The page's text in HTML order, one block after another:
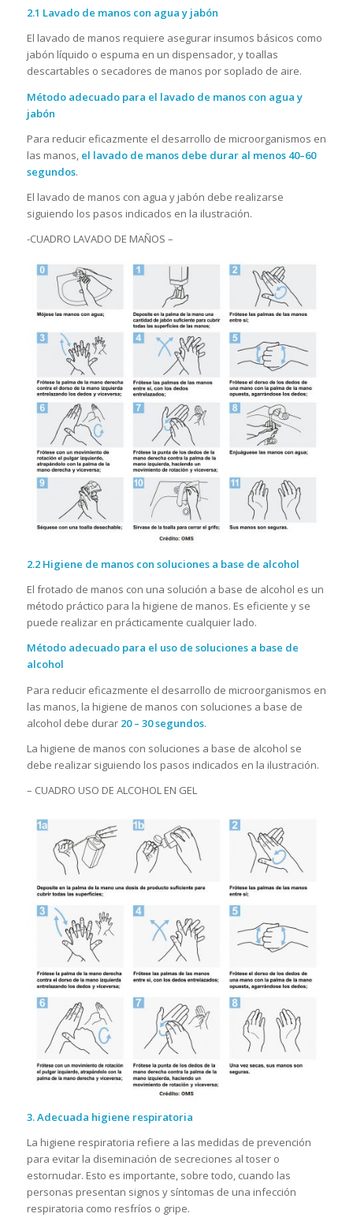
2.1 Lavado de manos con agua y jabón
El lavado de manos requiere asegurar insumos básicos como
jabón líquido o espuma en un dispensador, y toallas
descartables o secadores de manos por soplado de aire.
Método adecuado para el lavado de manos con agua y
jabón
Para reducir eficazmente el desarrollo de microorganismos en
las manos, el lavado de manos debe durar al menos 40–60
segundos.
El lavado de manos con agua y jabón debe realizarse
siguiendo los pasos indicados en la ilustración.
-CUADRO LAVADO DE MAÑOS –
2.2 Higiene de manos con soluciones a base de alcohol
El frotado de manos con una solución a base de alcohol es un
método práctico para la higiene de manos. Es eficiente y se
puede realizar en prácticamente cualquier lado.
Método adecuado para el uso de soluciones a base de
alcohol
Para reducir eficazmente el desarrollo de microorganismos en
las manos, la higiene de manos con soluciones a base de
alcohol debe durar 20 – 30 segundos.
La higiene de manos con soluciones a base de alcohol se
debe realizar siguiendo los pasos indicados en la ilustración.
– CUADRO USO DE ALCOHOL EN GEL
3. Adecuada higiene respiratoria
La higiene respiratoria refiere a las medidas de prevención
para evitar la diseminación de secreciones al toser o
estornudar. Esto es importante, sobre todo, cuando las
personas presentan signos y síntomas de una infección
respiratoria como resfríos o gripe.